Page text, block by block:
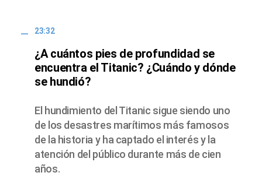
23:32
¿A cuántos pies de profundidad se
encuentra el Titanic? ¿Cuándo y dónde
se hundió?
El hundimiento del Titanic sigue siendo uno
de los desastres marítimos más famosos
de la historia y ha captado el interés y la
atención del público durante más de cien
años.